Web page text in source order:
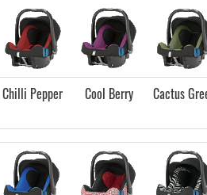
Chilli Pepper Cool Berry Cactus